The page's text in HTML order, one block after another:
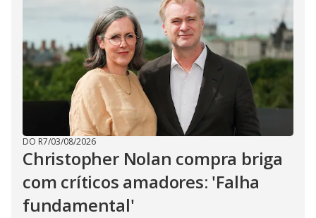
DO R7/03/08/2026
Christopher Nolan compra briga
com críticos amadores: 'Falha
fundamental'